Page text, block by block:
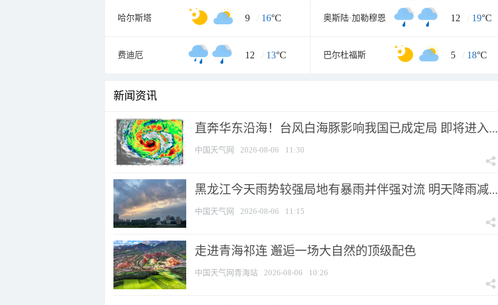
哈尔斯塔 9 / 16°C 奥斯陆·加勒穆恩 12 / 19°C
费迪厄 12 / 13°C 巴尔杜福斯 5 / 18°C
新闻资讯
直奔华东沿海！台风白海豚影响我国已成定局 即将进入...
中国天气网 2026-08-06 11:30
黑龙江今天雨势较强局地有暴雨并伴强对流 明天降雨减...
中国天气网 2026-08-06 11:15
走进青海祁连 邂逅一场大自然的顶级配色
中国天气网青海站 2026-08-06 10:26